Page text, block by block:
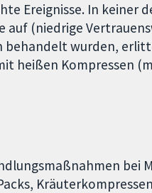
Ereignisse. In keiner
(niedrige
behandelt wurden,
heißen Kompressen
bei